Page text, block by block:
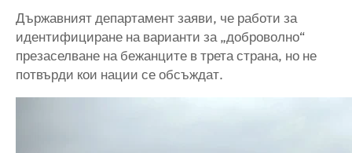
Държавният департамент заяви, че работи за
идентифициране на варианти за „доброволно“
презаселване на бежанците в трета страна, но не
потвърди кои нации се обсъждат.